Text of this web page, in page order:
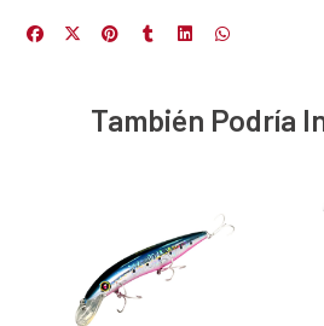
JUGAR
También Podría